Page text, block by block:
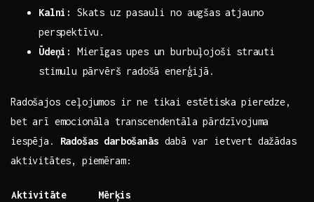
Kalni:
Skats uz pasauli no augšas ⁢atjauno
perspektīvu.
Ūdeņi:
Mierīgas upes un burbuļojoši ⁤strauti
stimulu ⁤pārvērš radošā enerģijā.
Radošajos ceļojumos ir ne tikai estētiska pieredze,
bet arī emocionāla⁢ transcendentāla pārdzīvojuma
iespēja. Radošas darbošanās dabā var ietvert dažādas
aktivitātes, piemēram:
Aktivitāte Mērķis